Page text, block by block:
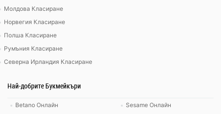
Молдова Класиране
Норвегия Класиране
Полша Класиране
Румъния Класиране
Северна Ирландия Класиране
Най-добрите Букмейкъри
Betano Онлайн
Sesame Онлайн